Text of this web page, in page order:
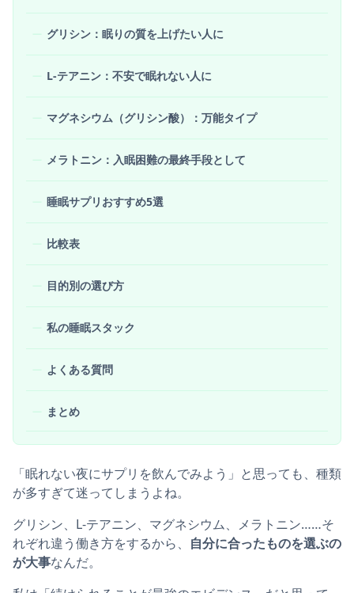
グリシン：眠りの質を上げたい人に
L-テアニン：不安で眠れない人に
マグネシウム（グリシン酸）：万能タイプ
メラトニン：入眠困難の最終手段として
睡眠サプリおすすめ5選
比較表
目的別の選び方
私の睡眠スタック
よくある質問
まとめ
「眠れない夜にサプリを飲んでみよう」と思っても、種類
が多すぎて迷ってしまうよね。
グリシン、L-テアニン、マグネシウム、メラトニン……そ
れぞれ違う働き方をするから、 自分に合ったものを選ぶの
が大事なんだ。